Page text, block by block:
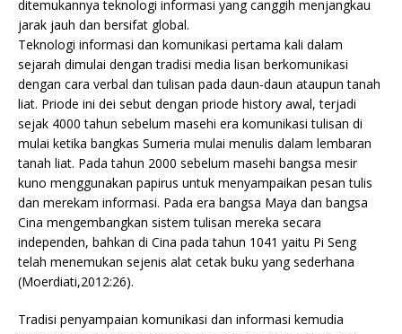
ditemukannya teknologi informasi yang canggih menjangkau
jarak jauh dan bersifat global.
Teknologi informasi dan komunikasi pertama kali dalam
sejarah dimulai dengan tradisi media lisan berkomunikasi
dengan cara verbal dan tulisan pada daun-daun ataupun tanah
liat. Priode ini dei sebut dengan priode history awal, terjadi
sejak 4000 tahun sebelum masehi era komunikasi tulisan di
mulai ketika bangkas Sumeria mulai menulis dalam lembaran
tanah liat. Pada tahun 2000 sebelum masehi bangsa mesir
kuno menggunakan papirus untuk menyampaikan pesan tulis
dan merekam informasi. Pada era bangsa Maya dan bangsa
Cina mengembangkan sistem tulisan mereka secara
independen, bahkan di Cina pada tahun 1041 yaitu Pi Seng
telah menemukan sejenis alat cetak buku yang sederhana
(Moerdiati,2012:26).
Tradisi penyampaian komunikasi dan informasi kemudia